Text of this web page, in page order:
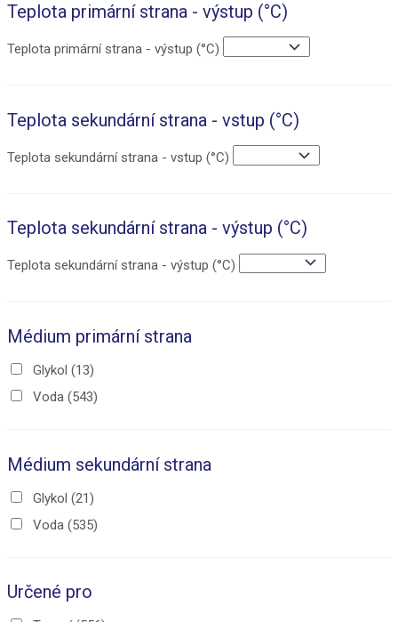
Teplota primární strana - výstup (°C)
Teplota primární strana - výstup (°C)
Teplota sekundární strana - vstup (°C)
Teplota sekundární strana - vstup (°C)
Teplota sekundární strana - výstup (°C)
Teplota sekundární strana - výstup (°C)
Médium primární strana
Glykol (13)
Voda (543)
Médium sekundární strana
Glykol (21)
Voda (535)
Určené pro